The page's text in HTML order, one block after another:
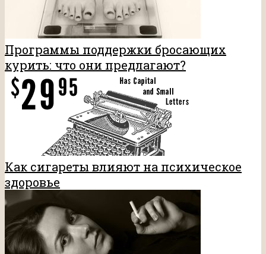
Программы поддержки бросающих
курить: что они предлагают?
Как сигареты влияют на психическое
здоровье